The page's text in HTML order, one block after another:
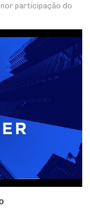
participação do